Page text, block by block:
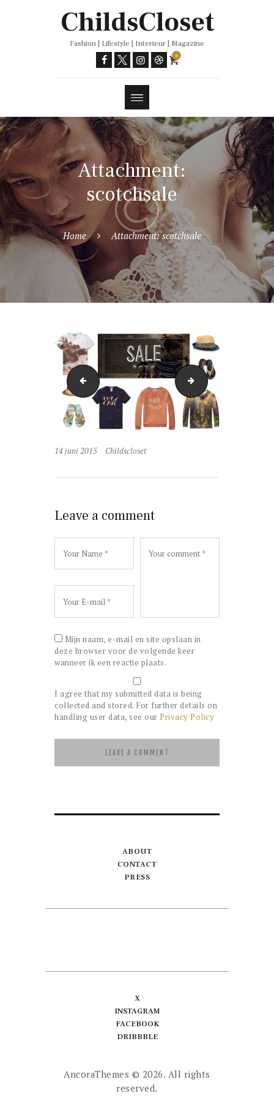
ChildsCloset
Fashion | Lifestyle | Interieur | Magazine
0
Attachment:
scotchsale
Home Attachment: scotchsale
P1060274-1 kant
14 juni 2015 Childscloset
Leave a comment
Mijn naam, e-mail en site opslaan in
deze browser voor de volgende keer
wanneer ik een reactie plaats.
I agree that my submitted data is being
collected and stored. For further details on
handling user data, see our Privacy Policy
ABOUT
CONTACT
PRESS
X
INSTAGRAM
FACEBOOK
DRIBBBLE
AncoraThemes © 2026. All rights
reserved.